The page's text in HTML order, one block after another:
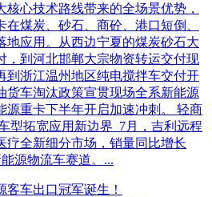
核心技术路线带来的全场景优势，
煤炭、砂石、商砼、港口短倒、
地应用。从西边宁夏的煤炭砂石大
，到河北邯郸大宗物资转运交付现
到浙江温州地区纯电搅拌车交付开
货车淘汰政策宣贯现场全系新能源
源重卡下半年开启加速冲刺。 轻商
型拓宽应用新边界 7月，吉利远程
疗全新细分市场，销量同比增长
源物流车赛道。...
客车出口冠军诞生！